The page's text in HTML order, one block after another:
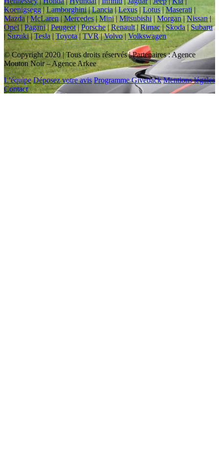
Koenigsegg|Lamborghini|Lancia|Lexus | Lotus| Maserati |
Mazda |McLaren|Mercedes | Mini | Mitsubishi | Morgan|Nissan|
Opel | Pagani|Peugeot|Porsche|Renault| Rimac|Skoda| Subaru
| Suzuki|Tesla| Toyota | TVR|Volvo|Volkswagen
© Copyright 2020 | Tous droits réservés | Partenaires : Agence
Mouton Noir – Agence Arkee
L’équipe Déposez votre avis Programme Giveback Mentions légales
Contact